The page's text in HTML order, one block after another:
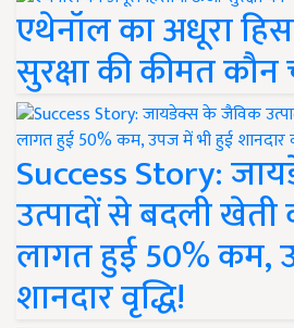
एथेनॉल का अधूरा
सुरक्षा की कीमत कौन
Success Story:
उत्पादों से बदली खेती
लागत हुई 50% कम,
शानदार वृद्धि!